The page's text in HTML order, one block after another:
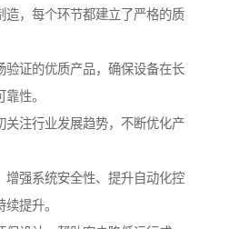
造，每个环节都建立了严格的质
验证的优质产品，确保设备在长
性。
关注行业发展趋势，不断优化产
增强系统安全性、提升自动化控
提升。